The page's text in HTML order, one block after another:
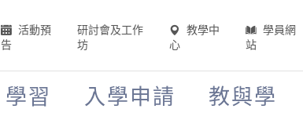
活動預
告
研討會及工作
坊
教學中
心
學員網
站
學習 入學申請 教與學